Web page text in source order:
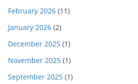
February 2026 (11)
January 2026 (2)
December 2025 (1)
November 2025 (1)
September 2025 (1)